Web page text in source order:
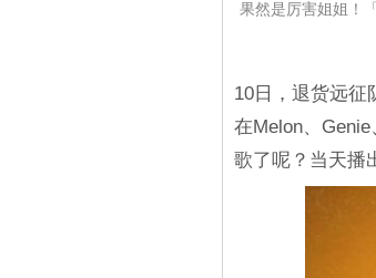
果然是厉害姐姐！
10日，退货远征
在Melon、
歌了呢？当天播